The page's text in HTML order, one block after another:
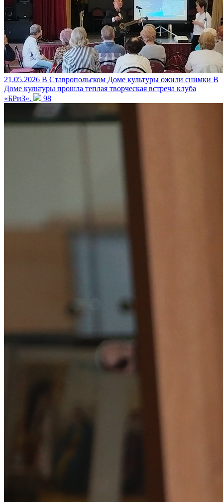
21.05.2026 В Ставропольском Доме культуры ожили снимки В
Доме культуры прошла теплая творческая встреча клуба
«БРиЗ».
98